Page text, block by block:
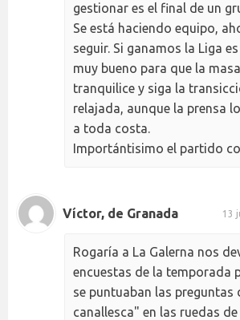
gestionar es el final de un
Se está haciendo equipo,
seguir. Si ganamos la Liga
muy bueno para que la
tranquilice y siga la
relajada, aunque la prensa
a toda costa.
Importántisimo el partido
Víctor, de Granada 13
Rogaría a La Galerna nos
encuestas de la temporada
se puntuaban las preguntas
canallesca" en las ruedas